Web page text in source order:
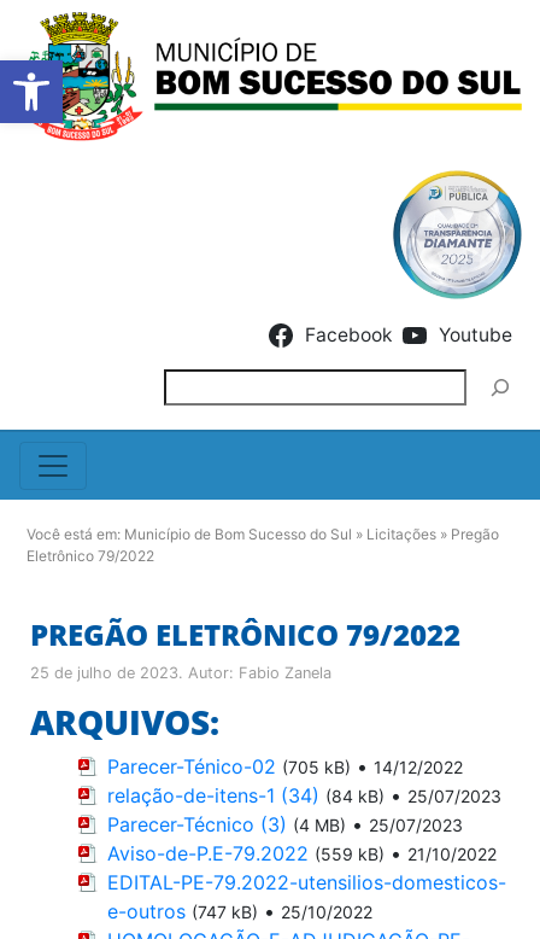
Barra de Ferramentas
Facebook Youtube
Você está em: Município de Bom Sucesso do Sul » Licitações » Pregão
Eletrônico 79/2022
PREGÃO ELETRÔNICO 79/2022
25 de julho de 2023. Autor: Fabio Zanela
ARQUIVOS:
Parecer-Ténico-02 (705 kB) • 14/12/2022
relação-de-itens-1 (34) (84 kB) • 25/07/2023
Parecer-Técnico (3) (4 MB) • 25/07/2023
Aviso-de-P.E-79.2022 (559 kB) • 21/10/2022
EDITAL-PE-79.2022-utensilios-domesticos-
e-outros (747 kB) • 25/10/2022